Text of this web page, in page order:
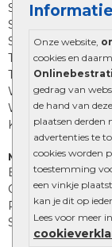
Onze website,
cookies en
gedrag van
de hand van
plaatsen derden
advertenties te
cookies worden
toestemming
een vinkje
kan je dit op
Lees voor meer
Sierbestrating
Straatklinkers
Straatstenen
Trommelstenen
Tuinstenen
Waalformaat
Wildverband
Kingstones
Muurelementen
Betonbielzen
Opsluitbanden
Palissades
Stapelblokken